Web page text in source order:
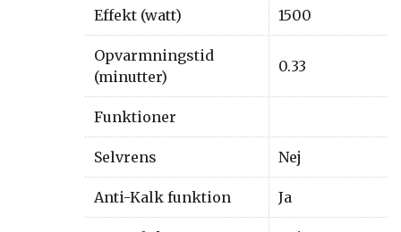
Effekt (watt) 1500
Opvarmningstid
(minutter)
0.33
Funktioner
Selvrens Nej
Anti-Kalk funktion Ja